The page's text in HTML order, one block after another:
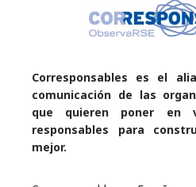
Corresponsables es el
comunicación de las
que quieren poner en
responsables para
mejor.